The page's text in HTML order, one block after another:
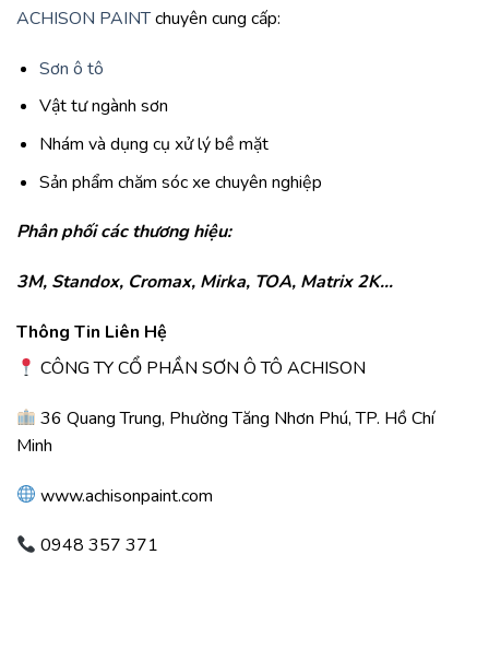
ACHISON PAINTchuyên cung cấp:
Sơn ô tô
Vật tư ngành sơn
Nhám và dụng cụ xử lý bề mặt
Sản phẩm chăm sóc xe chuyên nghiệp
Phân phối các thương hiệu:
3M, Standox, Cromax, Mirka, TOA, Matrix 2K…
Thông Tin Liên Hệ
CÔNG TY CỔ PHẦN SƠN Ô TÔ ACHISON
36 Quang Trung, Phường Tăng Nhơn Phú, TP. Hồ Chí
Minh
www.achisonpaint.com
0948 357 371